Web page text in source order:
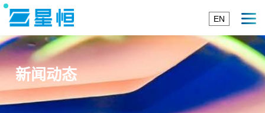
EN
新闻动态